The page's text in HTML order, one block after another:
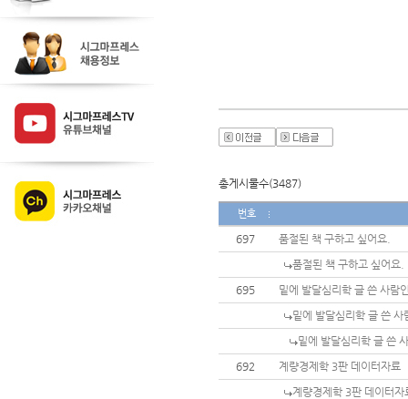
총게시물수(3487)
번호
697
품절된 책 구하고 싶어요.
품절된 책 구하고 싶어요.
695
밑에 발달심리학 글 쓴 사람
밑에 발달심리학 글 쓴 사
밑에 발달심리학 글 쓴
692
계량경제학 3판 데이터자료
계량경제학 3판 데이터자